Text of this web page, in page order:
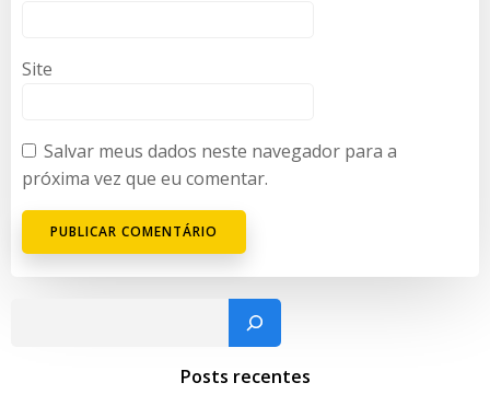
Site
Salvar meus dados neste navegador para a
próxima vez que eu comentar.
Pesquisar
Posts recentes